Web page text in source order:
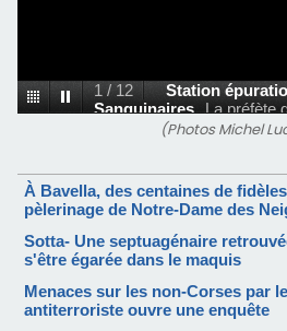
1 / 12
Station
Sanguinaires
La préfète
Josiane Chevalier au PC
(Photos Michel
À Bavella, des centaines de
pèlerinage de Notre-Dame des
Sotta- Une septuagénaire
s'être égarée dans le maquis
Menaces sur les non-Corses par
antiterroriste ouvre une enquête